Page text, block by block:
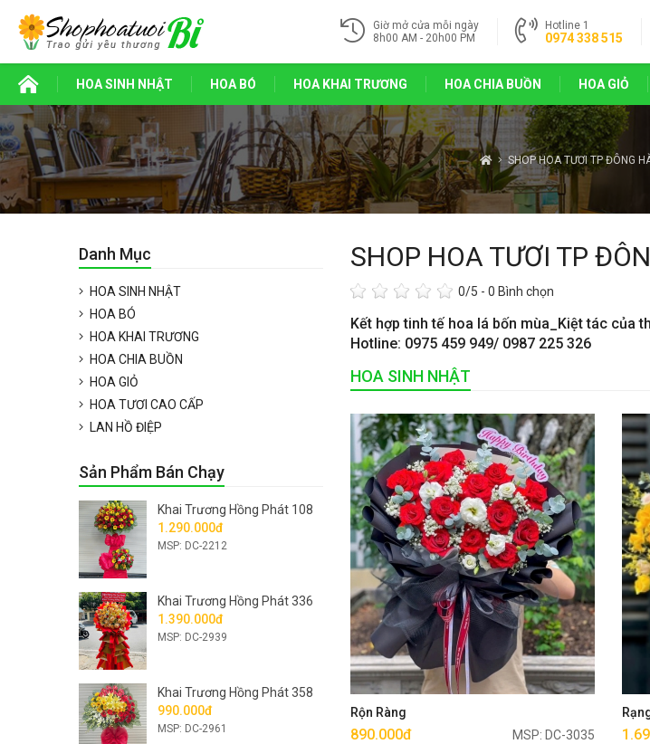
Giờ mở cửa mỗi ngày
8h00 AM - 20h00 PM
Hotline 1
0974 338 515
HOA SINH NHẬT HOA BÓ HOA KHAI TRƯƠNG HOA CHIA BUỒN HOA GIỎ
SHOP HOA TƯƠI TP ĐÔNG
SHOP HOA TƯƠI TP
0/5 - 0 Bình chọn
Kết hợp tinh tế hoa lá bốn mùa_Kiệt tác của
Hotline: 0975 459 949/ 0987 225 326
HOA SINH NHẬT
Rộn Ràng
890.000đ MSP: DC-3035
Mua ngay
Danh Mục
HOA SINH NHẬT
HOA BÓ
HOA KHAI TRƯƠNG
HOA CHIA BUỒN
HOA GIỎ
HOA TƯƠI CAO CẤP
LAN HỒ ĐIỆP
Sản Phẩm Bán Chạy
Khai Trương Hồng Phát 108
1.290.000đ
MSP: DC-2212
Khai Trương Hồng Phát 336
1.390.000đ
MSP: DC-2939
Khai Trương Hồng Phát 358
990.000đ
MSP: DC-2961